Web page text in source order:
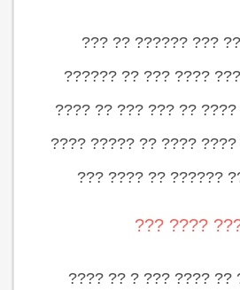
?? ?????? ??????
???????? ?? ?????
????? ?? ????? ???? ??
??? ?????? ??? ????
???? ?? ????? ??
?? ??????
??? ????? ? ??? ??